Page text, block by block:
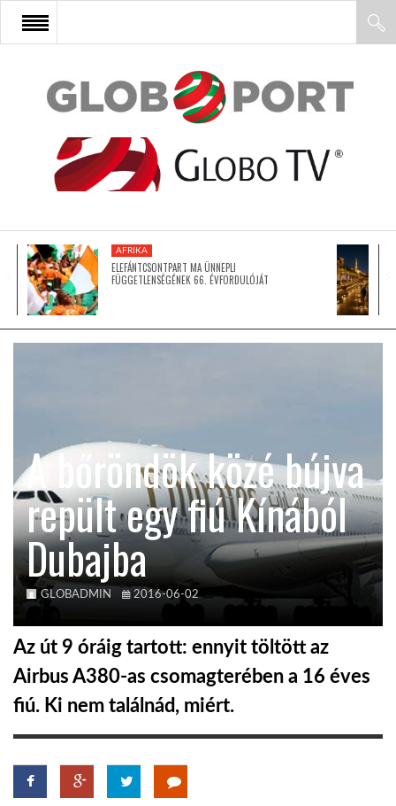
FŐOLDAL
AFRIKA
ÁZSIA
AUSZTRÁLIA
A VILÁG ITTHON
MÉDIA
HÍR3D
AFRIKA
ELEFÁNTCSONTPART MA ÜNNEPLI
FÜGGETLENSÉGÉNEK 66. ÉVFORDULÓJÁT
A bőröndök közé bújva
repült egy fiú Kínából
Dubajba
GLOBADMIN 2016-06-02
Az út 9 óráig tartott: ennyit töltött az
Airbus A380-as csomagterében a 16 éves
fiú. Ki nem találnád, miért.